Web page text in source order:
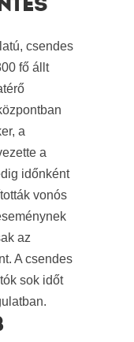
csendes
fő állt
a
a
időnként
vonós
az
A csendes
sok időt